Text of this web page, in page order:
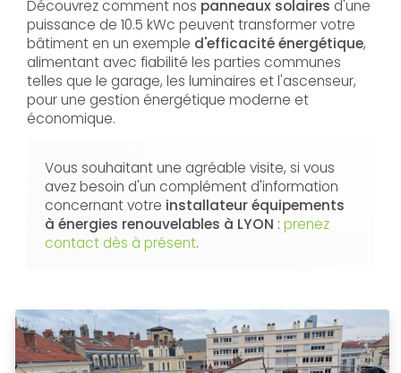
Découvrez comment nos panneaux solaires d'une
puissance de 10.5 kWc peuvent transformer votre
bâtiment en un exemple d'efficacité énergétique,
alimentant avec fiabilité les parties communes
telles que le garage, les luminaires et l'ascenseur,
pour une gestion énergétique moderne et
économique.
Vous souhaitant une agréable visite, si vous
avez besoin d'un complément d'information
concernant votre installateur équipements
à énergies renouvelables à LYON : prenez
contact dès à présent.